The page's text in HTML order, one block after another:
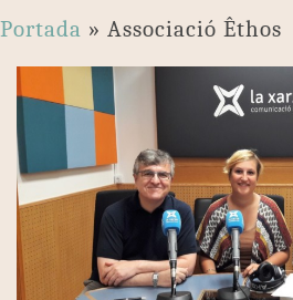
Portada » Associació Êthos